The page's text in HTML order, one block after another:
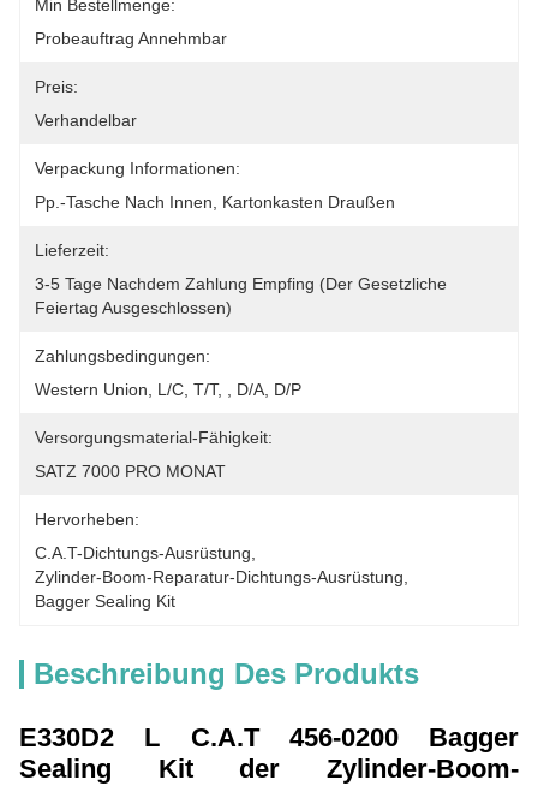
Min Bestellmenge:
Probeauftrag Annehmbar
Preis:
Verhandelbar
Verpackung Informationen:
Pp.-Tasche Nach Innen, Kartonkasten Draußen
Lieferzeit:
3-5 Tage Nachdem Zahlung Empfing (der Gesetzliche
Feiertag Ausgeschlossen)
Zahlungsbedingungen:
Western Union, L/C, T/T, , D/A, D/P
Versorgungsmaterial-Fähigkeit:
SATZ 7000 PRO MONAT
Hervorheben:
C.A.T-Dichtungs-Ausrüstung
Zylinder-Boom-Reparatur-Dichtungs-Ausrüstung
Bagger Sealing Kit
Beschreibung Des Produkts
E330D2 L C.A.T 456-0200 Bagger
Sealing Kit der Zylinder-Boom-